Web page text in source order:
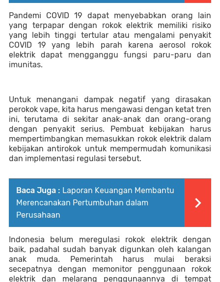
Pandemi COVID 19 dapat menyebabkan orang lain
yang terpapar dengan rokok elektrik memiliki risiko
yang lebih tinggi tertular atau mengalami penyakit
COVID 19 yang lebih parah karena aerosol rokok
elektrik dapat mengganggu fungsi paru-paru dan
imunitas.
Untuk menangani dampak negatif yang dirasakan
perokok vape, kita harus mengawasi dengan ketat tren
ini, terutama di sekitar anak-anak dan orang-orang
dengan penyakit serius. Pembuat kebijakan harus
mempertimbangkan memasukkan rokok elektrik dalam
kebijakan antirokok untuk mempermudah komunikasi
dan implementasi regulasi tersebut.
Baca Juga : Laporan Keuangan Membantu
Merencanakan Pertumbuhan dalam
Perusahaan
Indonesia belum meregulasi rokok elektrik dengan
baik, padahal sudah banyak digunkan oleh kalangan
anak muda. Pemerintah harus mulai beraksi
secepatnya dengan memonitor penggunaan rokok
elektrik dan melarang penggunaannya di tempat